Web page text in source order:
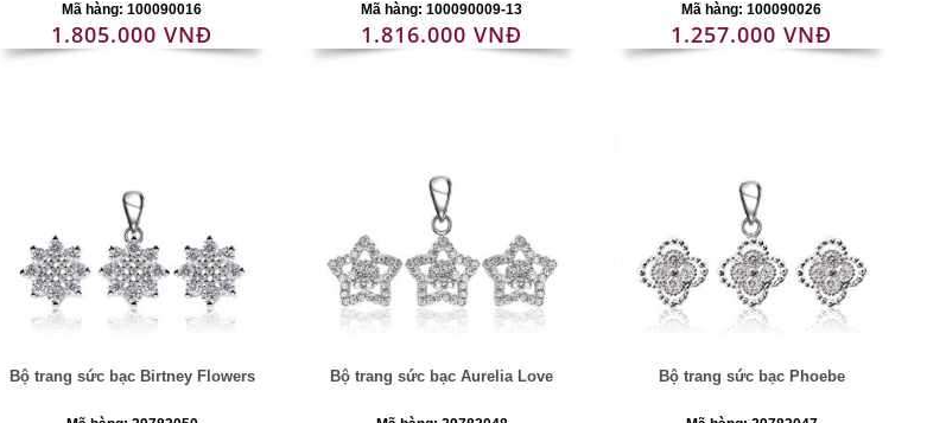
Mã hàng: 100090016
1.805.000 VNĐ
Mã hàng: 100090009-13
1.816.000 VNĐ
Mã hàng: 100090026
1.257.000 VNĐ
Bộ trang sức bạc Birtney Flowers Bộ trang sức bạc Aurelia Love Bộ trang sức bạc Phoebe